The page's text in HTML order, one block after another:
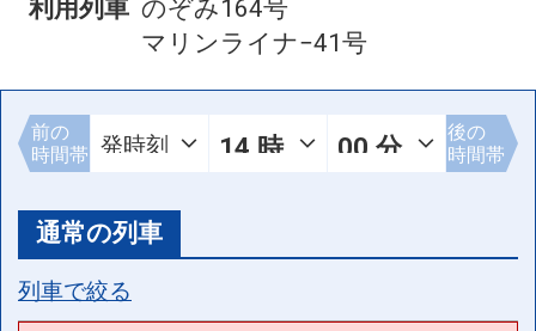
利用列車 のぞみ164号
マリンライナ−41号
前の
時間帯
後の
時間帯
通常の列車
列車で絞る